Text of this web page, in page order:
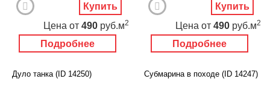
Подробнее
Цена от 490 руб.м2
Купить
Подробнее
Цена от 490 руб.м2
Купить
Дуло танка (ID 14250) Субмарина в походе (ID 14247)